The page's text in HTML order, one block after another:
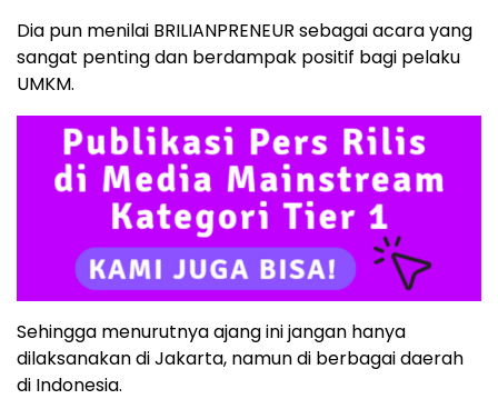
Dia pun menilai BRILIANPRENEUR sebagai acara yang
sangat penting dan berdampak positif bagi pelaku
UMKM.
Sehingga menurutnya ajang ini jangan hanya
dilaksanakan di Jakarta, namun di berbagai daerah
di Indonesia.